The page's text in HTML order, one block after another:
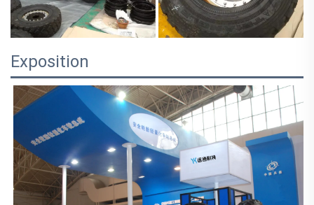
Exposition